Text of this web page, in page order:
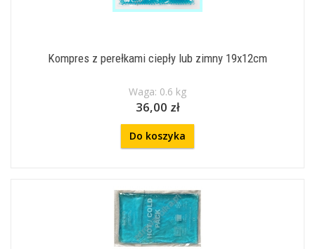
Kompres z perełkami ciepły lub zimny 19x12cm
Waga: 0.6 kg
36,00 zł
Do koszyka